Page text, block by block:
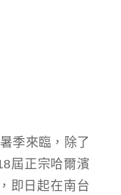
季來臨，除了
屆正宗哈爾濱
即日起在南台